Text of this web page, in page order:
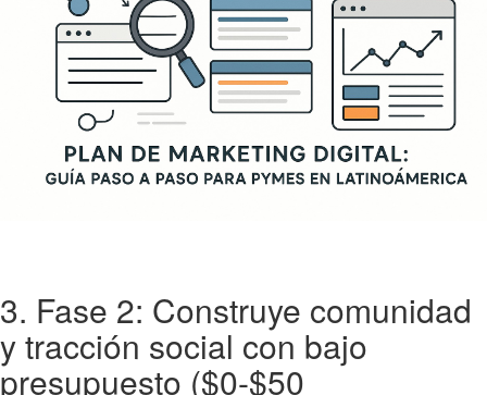
3. Fase 2: Construye comunidad
y tracción social con bajo
presupuesto ($0-$50